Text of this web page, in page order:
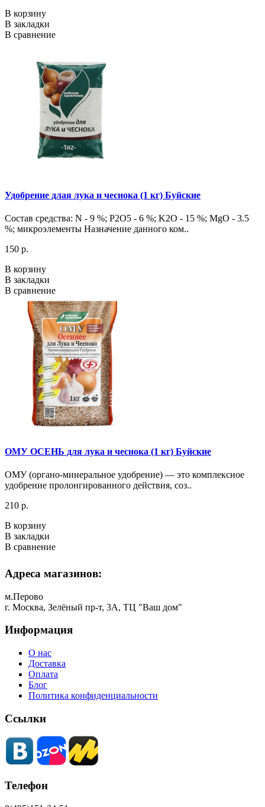
В корзину
В закладки
В сравнение
Удобрение длая лука и чеснока (1 кг) Буйские
Состав средства: N - 9 %; P2O5 - 6 %; K2O - 15 %; MgO - 3.5
%; микроэлементы Назначение данного ком..
150 р.
В корзину
В закладки
В сравнение
ОМУ ОСЕНЬ для лука и чеснока (1 кг) Буйские
ОМУ (органо-минеральное удобрение) — это комплексное
удобрение пролонгированного действия, соз..
210 р.
В корзину
В закладки
В сравнение
Адреса магазинов:
м.Перово
г. Москва, Зелёный пр-т, 3А, ТЦ "Ваш дом"
Информация
О нас
Доставка
Оплата
Блог
Политика конфиденциальности
Ссылки
Телефон